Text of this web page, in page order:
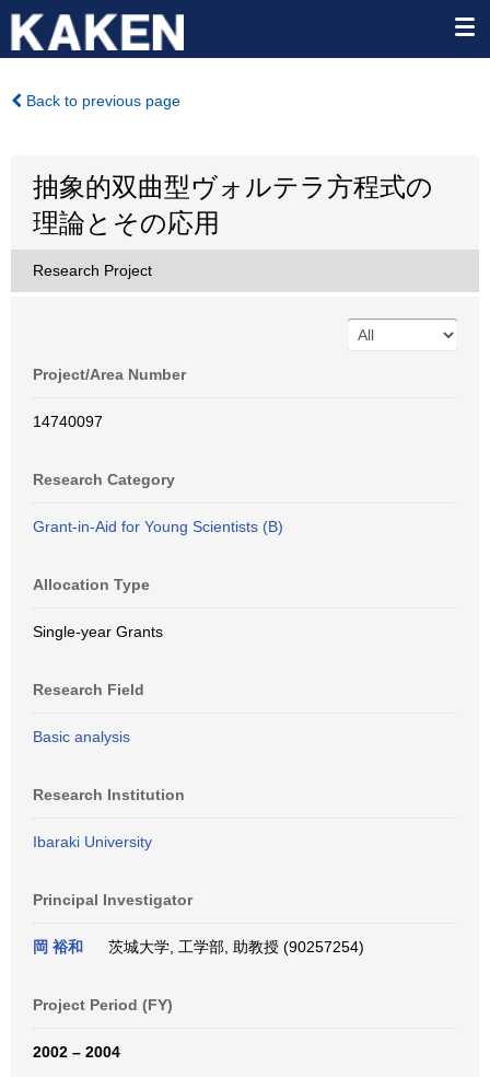
Back to previous page
抽象的双曲型ヴォルテラ方程式の
理論とその応用
Research Project
Project/Area Number
14740097
Research Category
Grant-in-Aid for Young Scientists (B)
Allocation Type
Single-year Grants
Research Field
Basic analysis
Research Institution
Ibaraki University
Principal Investigator
岡 裕和 茨城大学, 工学部, 助教授 (90257254)
Project Period (FY)
2002 – 2004